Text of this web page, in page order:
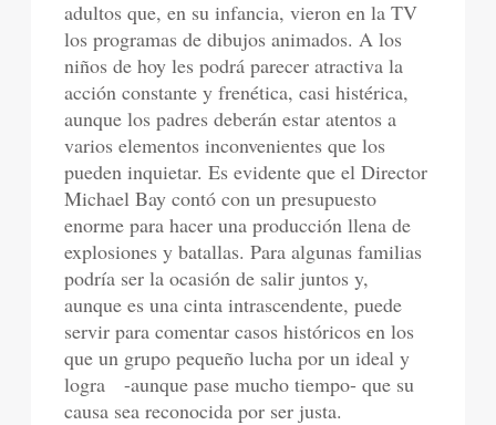
adultos que, en su infancia, vieron en la TV
los programas de dibujos animados. A los
niños de hoy les podrá parecer atractiva la
acción constante y frenética, casi histérica,
aunque los padres deberán estar atentos a
varios elementos inconvenientes que los
pueden inquietar. Es evidente que el Director
Michael Bay contó con un presupuesto
enorme para hacer una producción llena de
explosiones y batallas. Para algunas familias
podría ser la ocasión de salir juntos y,
aunque es una cinta intrascendente, puede
servir para comentar casos históricos en los
que un grupo pequeño lucha por un ideal y
logra -aunque pase mucho tiempo- que su
causa sea reconocida por ser justa.